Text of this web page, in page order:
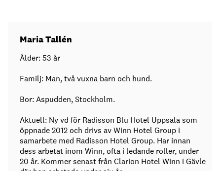
Maria Tallén
Ålder: 53 år
Familj: Man, två vuxna barn och hund.
Bor: Aspudden, Stockholm.
Aktuell: Ny vd för Radisson Blu Hotel Uppsala som
öppnade 2012 och drivs av Winn Hotel Group i
samarbete med Radisson Hotel Group. Har innan
dess arbetat inom Winn, ofta i ledande roller, under
20 år. Kommer senast från Clarion Hotel Winn i Gävle